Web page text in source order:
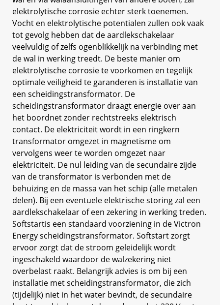
elektrolytische corrosie echter sterk toenemen.
Vocht en elektrolytische potentialen zullen ook vaak
tot gevolg hebben dat de aardlekschakelaar
veelvuldig of zelfs ogenblikkelijk na verbinding met
de wal in werking treedt. De beste manier om
elektrolytische corrosie te voorkomen en tegelijk
optimale veiligheid te garanderen is installatie van
een scheidingstransformator. De
scheidingstransformator draagt energie over aan
het boordnet zonder rechtstreeks elektrisch
contact. De elektriciteit wordt in een ringkern
transformator omgezet in magnetisme om
vervolgens weer te worden omgezet naar
elektriciteit. De nul leiding van de secundaire zijde
van de transformator is verbonden met de
behuizing en de massa van het schip (alle metalen
delen). Bij een eventuele elektrische storing zal een
aardlekschakelaar of een zekering in werking treden.
Softstartis een standaard voorziening in de Victron
Energy scheidingstransformator. Softstart zorgt
ervoor zorgt dat de stroom geleidelijk wordt
ingeschakeld waardoor de walzekering niet
overbelast raakt. Belangrijk advies is om bij een
installatie met scheidingstransformator, die zich
(tijdelijk) niet in het water bevindt, de secundaire